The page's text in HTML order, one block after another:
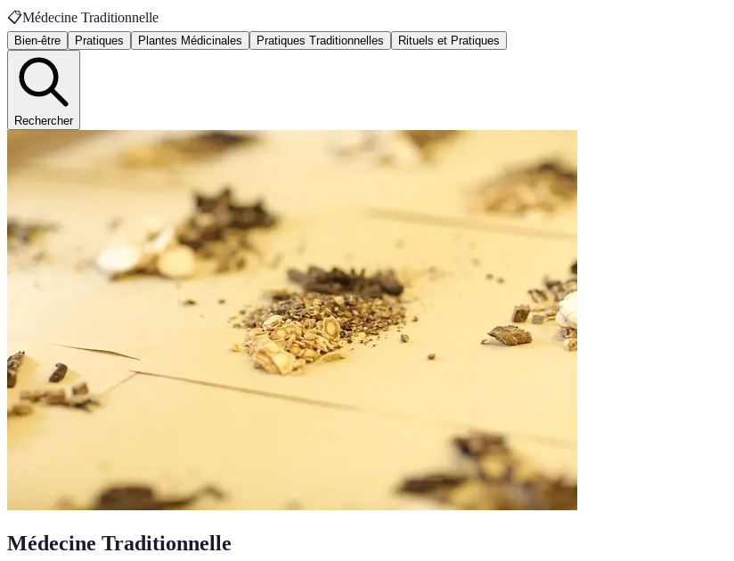
📋Médecine Traditionnelle
Bien-être Pratiques Plantes Médicinales Pratiques Traditionnelles Rituels et Pratiques
Rechercher
Médecine Traditionnelle